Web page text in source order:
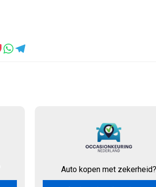
Auto kopen met zekerheid?